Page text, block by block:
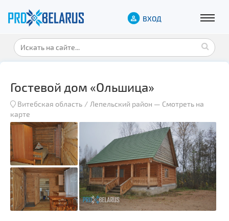
ВХОД
Гостевой дом «Ольшица»
Витебская область Лепельский район — Смотреть на
карте